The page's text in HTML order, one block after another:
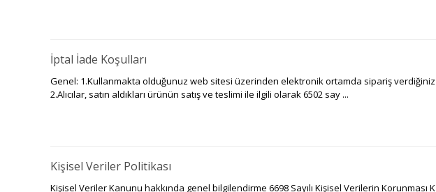
İptal İade Koşulları
Genel: 1.Kullanmakta olduğunuz web sitesi üzerinden elektronik ortamda sipariş
2.Alıcılar, satın aldıkları ürünün satış ve teslimi ile ilgili olarak 6502 say ...
Kişisel Veriler Politikası
Kişisel Veriler Kanunu hakkında genel bilgilendirme 6698 Sayılı Kişisel Verilerin